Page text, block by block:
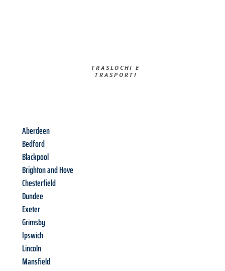
TRASLOCHI E
TRASPORTI​
Aberdeen
Bedford
Blackpool
Brighton and Hove
Chesterfield
Dundee
Exeter
Grimsby
Ipswich
Lincoln
Mansfield